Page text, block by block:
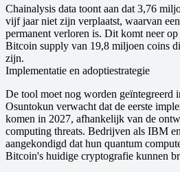
Chainalysis data toont aan dat 3,76
vijf jaar niet zijn verplaatst, waarvan
permanent verloren is. Dit komt neer
Bitcoin supply van 19,8 miljoen coins
zijn.
Implementatie en adoptiestrategie
De tool moet nog worden geïntegreerd
Osuntokun verwacht dat de eerste
komen in 2027, afhankelijk van de
computing threats. Bedrijven als IBM
aangekondigd dat hun quantum
Bitcoin's huidige cryptografie kunnen